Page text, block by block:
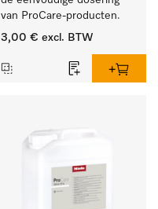
van ProCare-producten.
3,00 € excl. BTW